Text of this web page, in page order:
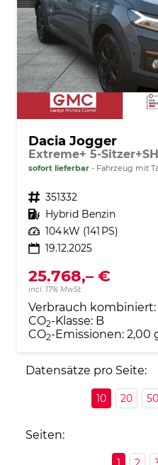
Dacia Jogger
sofort lieferbar Fahrzeug mit
Fahrzeugnr. 351332
Kraftstoff Hybrid Benzin
Leistung 104 kW (141 PS)
19.12.2025
25.768,– €
incl. 17% MwSt.
Verbrauch kombiniert:
CO2-Klasse: B
CO2-Emissionen: 2,00
Datensätze pro Seite:
10 20 50
Seiten: